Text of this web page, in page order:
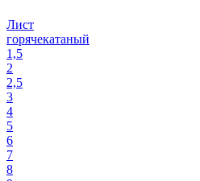
Лист
горячекатаный
1,5
2
2,5
3
4
5
6
7
8